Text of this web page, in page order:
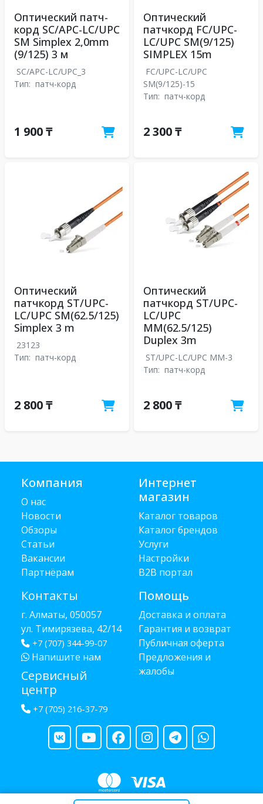
Оптический патч-
корд SC/APC-LC/UPC
SM Simplex 2,0mm
(9/125) 3 м
SC/APC-LC/UPC_3
Тип: патч-корд
1 900 ₸
Оптический
патчкорд FC/UPC-
LC/UPC SM(9/125)
SIMPLEX 15m
FC/UPC-LC/UPC
SM(9/125)-15
Тип: патч-корд
2 300 ₸
Оптический
патчкорд ST/UPC-
LC/UPC SM(62.5/125)
Simplex 3 m
23123
Тип: патч-корд
2 800 ₸
Оптический
патчкорд ST/UPC-
LC/UPC
MM(62.5/125)
Duplex 3m
ST/UPC-LC/UPC MM-3
Тип: патч-корд
2 800 ₸
Компания
О нас
Новости
Обзоры
Статьи
Вакансии
Партнёрам
Контакты
г. Алматы, 050057
ул. Тимирязева, 42/14
+7 (707) 344-99-07
Напишите нам
Сервисный
центр
+7 (705) 216-37-79
Интернет
магазин
Каталог товаров
Каталог брендов
Услуги
Настройки
B2B портал
Помощь
Доставка и оплата
Гарантия и возврат
Публичная оферта
Предложения и
жалобы